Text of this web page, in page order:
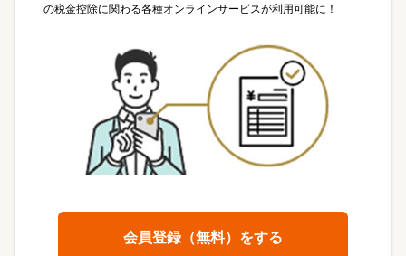
の税金控除に関わる各種オンラインサービスが利用可能に！
会員登録（無料）をする